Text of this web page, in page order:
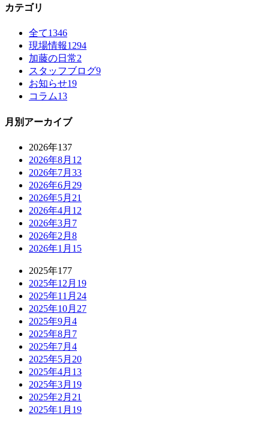
カテゴリ
全て1346
現場情報1294
加藤の日常2
スタッフブログ9
お知らせ19
コラム13
月別アーカイブ
2026年137
2026年8月 12
2026年7月 33
2026年6月 29
2026年5月 21
2026年4月 12
2026年3月 7
2026年2月 8
2026年1月 15
2025年177
2025年12月 19
2025年11月 24
2025年10月 27
2025年9月 4
2025年8月 7
2025年7月 4
2025年5月 20
2025年4月 13
2025年3月 19
2025年2月 21
2025年1月 19